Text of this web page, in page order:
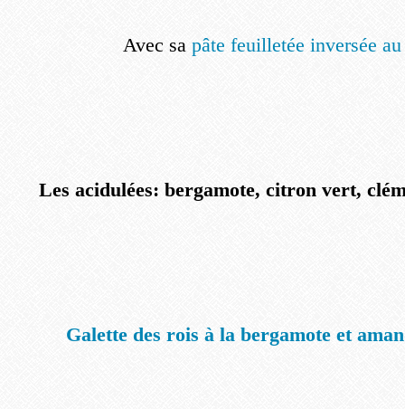
Avec sapâte feuilletée inversée
Les acidulées: bergamote, citron vert,
Galette des rois à la bergamote et